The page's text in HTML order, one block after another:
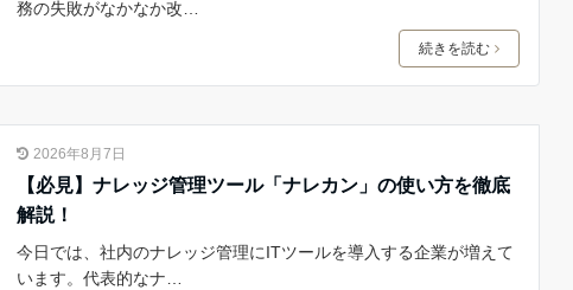
務の失敗がなかなか改…
続きを読む
2026年8月7日
【必見】ナレッジ管理ツール「ナレカン」の使い方を徹底
解説！
今日では、社内のナレッジ管理にITツールを導入する企業が増えて
います。代表的なナ…